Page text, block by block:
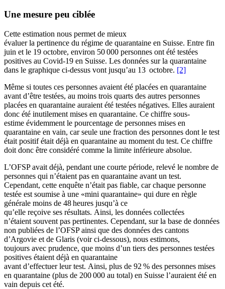
Une mesure peu ciblée
Cette estimation nous permet de mieux
évaluerla pertinence du régime de quarantaine en Suisse. Entre fin
juin et le 19 octobre, environ 50 000 personnes ont été testées
positives au Covid-19 en Suisse. Les données sur la quarantaine
dans le graphique ci-dessus vont jusqu’au 13 octobre. [2]
Même si toutes ces personnes avaient été placées en quarantaine
avant d’être testées, au moins trois quarts des autres personnes
placées en quarantaine auraient été testées négatives. Elles auraient
donc été inutilement mises en quarantaine. Ce chiffre sous-
estime évidemment le pourcentage de personnes mises en
quarantaine en vain, car seule une fraction des personnes dont le test
était positif était déjà en quarantaine au moment du test. Ce chiffre
doit donc être considéré comme la limite inférieure absolue.
L’OFSP avait déjà, pendant une courte période, relevé le nombre de
personnes qui n’étaient pas en quarantaine avant un test.
Cependant, cette enquête n’était pas fiable, car chaque personne
testée est soumise à une «mini quarantaine» qui dure en règle
générale moins de 48heures jusqu’à ce
qu’elle reçoive ses résultats. Ainsi, les données collectées
n’étaient souvent pas pertinentes. Cependant, sur la base de données
non publiées de l’OFSP ainsi que des données des cantons
d’Argovie et de Glaris (voir ci-dessous), nous estimons,
toujours avec prudence, que moins d’un tiers des personnes testées
positives étaient déjà en quarantaine
avant d’effectuerleurtest. Ainsi, plus de 92 % des personnes mises
en quarantaine (plus de 200 000 au total) en Suisse l’auraient été en
vain depuis cet été.